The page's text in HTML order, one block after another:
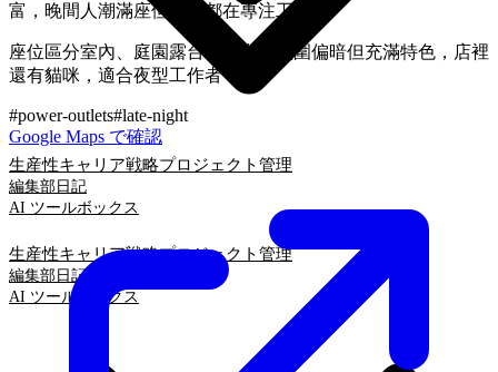
生産性キャリア戦略プロジェクト管理
編集部日記
AI ツールボックス
生産性キャリア戦略プロジェクト管理
編集部日記
AI ツールボックス
富，晚間人潮滿座但大家都在專注工作
座位區分室內、庭園露台和吧台，氛圍偏暗但充滿特色，店裡
還有貓咪，適合夜型工作者
#power-outlets#late-night
Google Maps で確認